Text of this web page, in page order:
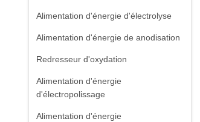
Alimentation d'énergie d'électrolyse
Alimentation d'énergie de anodisation
Redresseur d'oxydation
Alimentation d'énergie
d'électropolissage
Alimentation d'énergie